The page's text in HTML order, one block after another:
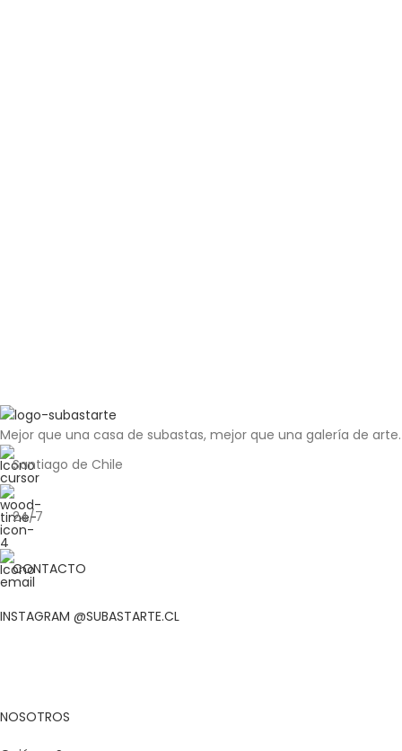
Mejor que una casa de subastas, mejor que una galería de arte.
Santiago de Chile
24/7
CONTACTO
INSTAGRAM @SUBASTARTE.CL
NOSOTROS